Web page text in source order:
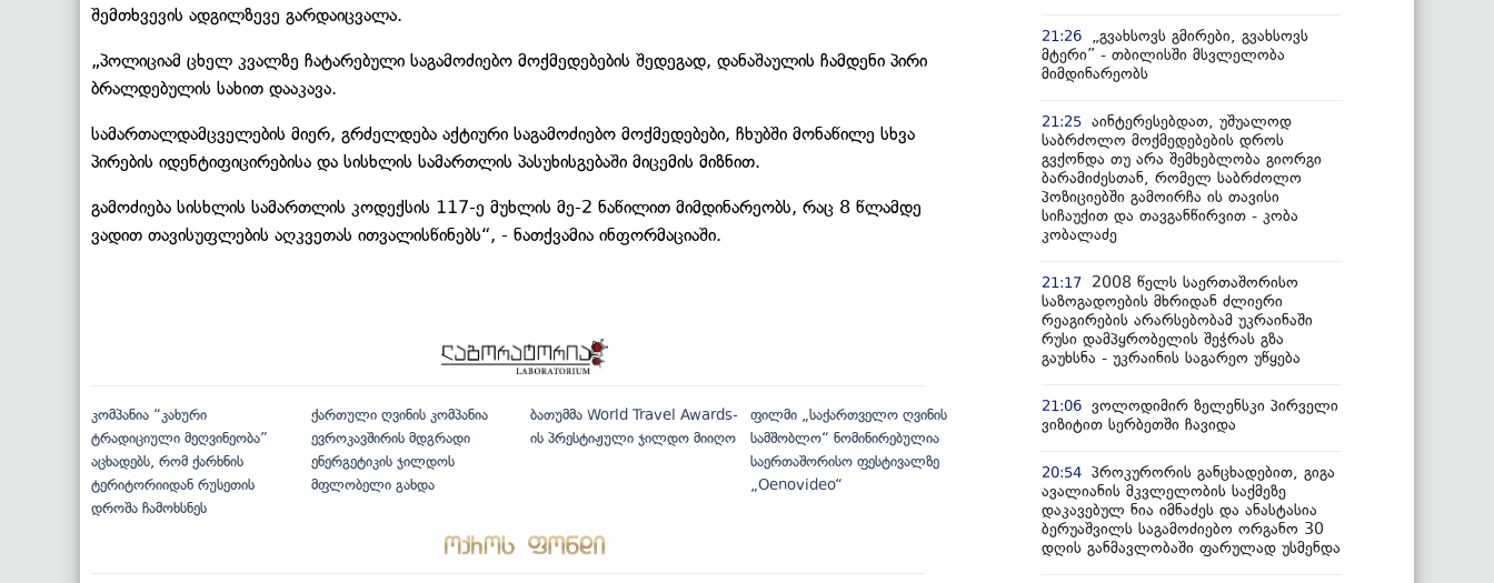
შემთხვევის ადგილზევე გარდაიცვალა.
„პოლიციამ ცხელ კვალზე ჩატარებული საგამოძიებო მოქმედებების შედეგად, დანაშაულის ჩამდენი პირი
ბრალდებულის სახით დააკავა.
სამართალდამცველების მიერ, გრძელდება აქტიური საგამოძიებო მოქმედებები, ჩხუბში მონაწილე სხვა
პირების იდენტიფიცირებისა და სისხლის სამართლის პასუხისგებაში მიცემის მიზნით.
გამოძიება სისხლის სამართლის კოდექსის 117-ე მუხლის მე-2 ნაწილით მიმდინარეობს, რაც 8 წლამდე
ვადით თავისუფლების აღკვეთას ითვალისწინებს“, - ნათქვამია ინფორმაციაში.
კომპანია “კახური
ტრადიციული მეღვინეობა”
აცხადებს, რომ ქარხნის
ტერიტორიიდან რუსეთის
დროშა ჩამოხსნეს
ქართული ღვინის კომპანია
ევროკავშირის მდგრადი
ენერგეტიკის ჯილდოს
მფლობელი გახდა
ბათუმმა World Travel Awards-
ის პრესტიჟული ჯილდო მიიღო
ფილმი „საქართველო ღვინის
სამშობლო“ ნომინირებულია
საერთაშორისო ფესტივალზე
„Oenovideo“
21:26
„გვახსოვს გმირები, გვახსოვს
მტერი” - თბილისში მსვლელობა
მიმდინარეობს
21:25 აინტერესებდათ, უშუალოდ
საბრძოლო მოქმედებების დროს
გვქონდა თუ არა შემხებლობა გიორგი
ბარამიძესთან, რომელ საბრძოლო
პოზიციებში გამოირჩა ის თავისი
სიჩაუქით და თავგანწირვით - კობა
კობალაძე
21:17
2008 წელს საერთაშორისო
საზოგადოების მხრიდან ძლიერი
რეაგირების არარსებობამ უკრაინაში
რუსი დამპყრობელის შეჭრას გზა
გაუხსნა - უკრაინის საგარეო უწყება
21:06 ვოლოდიმირ ზელენსკი პირველი
ვიზიტით სერბეთში ჩავიდა
20:54 პროკურორის განცხადებით, გიგა
ავალიანის მკვლელობის საქმეზე
დაკავებულ ნია იმნაძეს და ანასტასია
ბერუაშვილს საგამოძიებო ორგანო 30
დღის განმავლობაში ფარულად უსმენდა